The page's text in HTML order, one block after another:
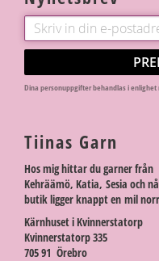
Dina personuppgifter behandlas i enlighet
Tiinas Garn
Hos mig hittar du garner
Kehräämö, Katia, Sesia och
butik ligger knappt en mil
Kärnhuset i Kvinnerstatorp
Kvinnerstatorp 335
705 91 Örebro